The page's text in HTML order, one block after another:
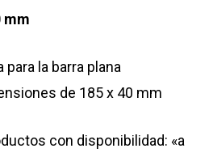
mm
la barra plana
de 185 x 40 mm
con disponibilidad: «a